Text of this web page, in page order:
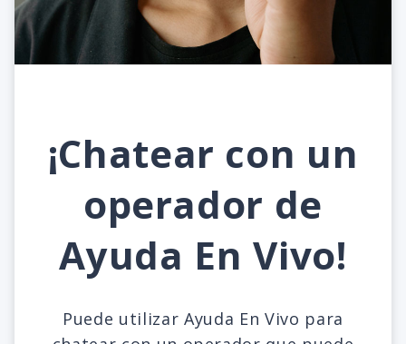
¡Chatear con un
operador de
Ayuda En Vivo!
Puede utilizar Ayuda En Vivo para